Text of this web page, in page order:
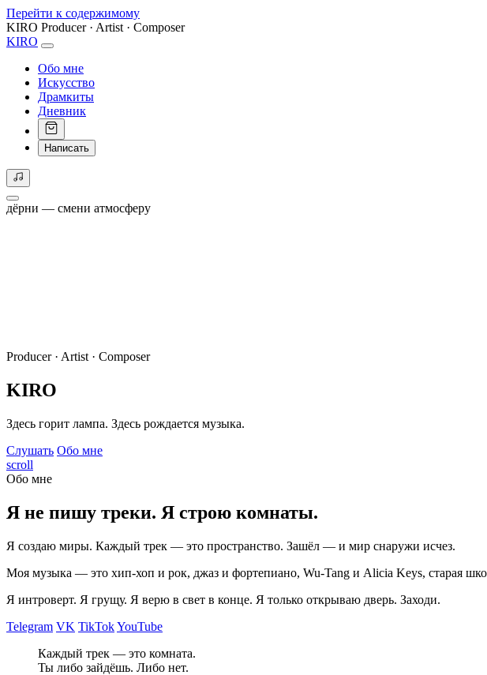
Перейти к содержимому
KIRO Producer · Artist · Composer
KIRO
Обо мне
Искусство
Драмкиты
Дневник
Написать
дёрни — смени атмосферу
Producer · Artist · Composer
KIRO
Здесь горит лампа. Здесь рождается музыка.
Слушать Обо мне
scroll
Обо мне
Я не пишу треки. Я строю комнаты.
Я создаю миры. Каждый трек — это пространство. Зашёл — и мир снаружи исчез.
Моя музыка — это хип-хоп и рок, джаз и фортепиано, Wu-Tang и Alicia Keys, старая
Я интроверт. Я грущу. Я верю в свет в конце. Я только открываю дверь. Заходи.
Telegram VK TikTokYouTube
Каждый трек — это комната.
Ты либо зайдёшь. Либо нет.